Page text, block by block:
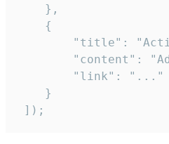
    },
    {
"title":
"content":
        "link": "..."
    }
]);